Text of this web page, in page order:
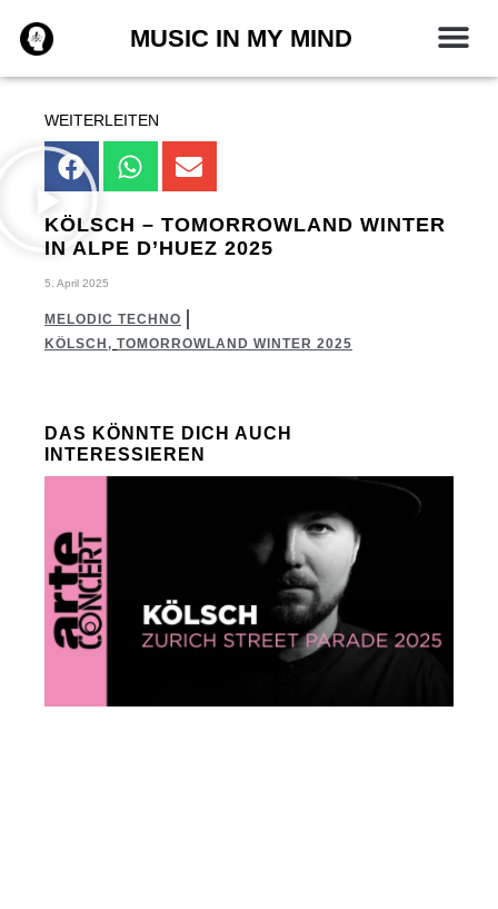
Inhalt
springen
MUSIC IN MY MIND
WEITERLEITEN
KÖLSCH – TOMORROWLAND WINTER
IN ALPE D’HUEZ 2025
5. April 2025
MELODIC TECHNO
KÖLSCH , TOMORROWLAND WINTER 2025
DAS KÖNNTE DICH AUCH
INTERESSIEREN